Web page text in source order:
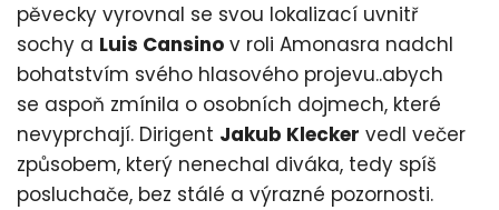
pěvecky vyrovnal se svou lokalizací uvnitř
sochy a Luis Cansino v roli Amonasra nadchl
bohatstvím svého hlasového projevu..abych
se aspoň zmínila o osobních dojmech, které
nevyprchají. Dirigent Jakub Klecker vedl večer
způsobem, který nenechal diváka, tedy spíš
posluchače, bez stálé a výrazné pozornosti.